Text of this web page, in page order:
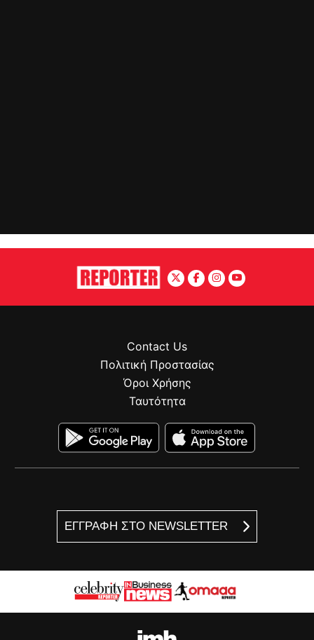
ΕΓΓΡΑΦΗ ΣΤΟ NEWSLETTER
Contact Us
Πολιτική Προστασίας
Όροι Χρήσης
Ταυτότητα